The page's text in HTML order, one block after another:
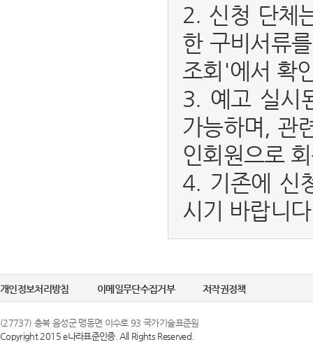
2. 신청 단체
한 구비서류
조회'에서 확
3. 예고 실시
가능하며, 관
인회원으로
4. 기존에 신
시기 바랍니
개인정보처리방침 이메일무단수집거부 저작권정책
(27737) 충북 음성군 맹동면 이수로 93 국가기술표준원
Copyright 2015 e나라표준인증. All Rights Reserved.